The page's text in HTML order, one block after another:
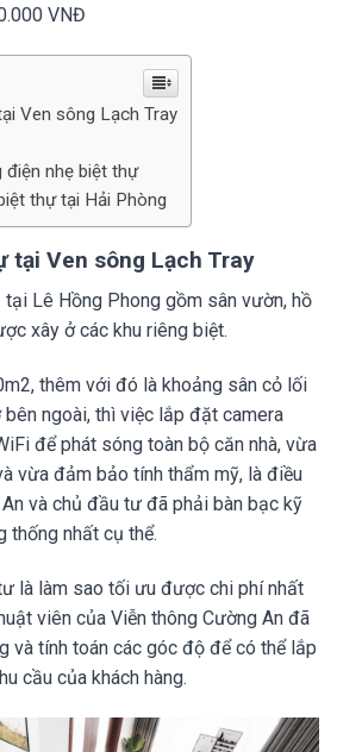
VNĐ
Ven sông Lạch Tray
điện nhẹ biệt thự
thự tại Hải Phòng
tại Ven sông Lạch Tray
Lê Hồng Phong gồm sân vườn, hồ
xây ở các khu riêng biệt.
thêm với đó là khoảng sân cỏ lối
ngoài, thì việc lắp đặt camera
để phát sóng toàn bộ căn nhà, vừa
vừa đảm bảo tính thẩm mỹ, là điều
và chủ đầu tư đã phải bàn bạc kỹ
thống nhất cụ thể.
là làm sao tối ưu được chi phí nhất
viên của Viễn thông Cường An đã
và tính toán các góc độ để có thể lắp
cầu của khách hàng.